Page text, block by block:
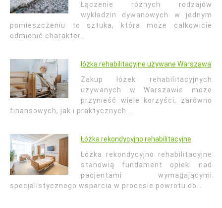
Łączenie różnych rodzajów
wykładzin dywanowych w jednym
pomieszczeniu to sztuka, która może całkowicie
odmienić charakter…
łóżka rehabilitacyjne używane Warszawa
Zakup łóżek rehabilitacyjnych
używanych w Warszawie może
przynieść wiele korzyści, zarówno
finansowych, jak i praktycznych.…
Łóżka rekondycyjno rehabilitacyjne
Łóżka rekondycyjno rehabilitacyjne
stanowią fundament opieki nad
pacjentami wymagającymi
specjalistycznego wsparcia w procesie powrotu do…